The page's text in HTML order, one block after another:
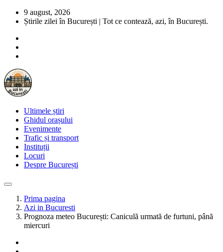
9 august, 2026
Știrile zilei în București | Tot ce contează, azi, în București.
Ultimele știri
Ghidul orașului
Evenimente
Trafic și transport
Instituții
Locuri
Despre București
Prima pagina
Azi in Bucuresti
Prognoza meteo București: Caniculă urmată de furtuni, până
miercuri